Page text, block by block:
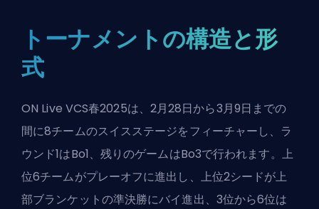
トーナメントの構造と形
式
ON Live VCS春2025は、2月28日から3月9日までの
間に8チームのスイスステージをフィーチャーし、ラ
ウンド1はBo1、残りのゲームはBo3で行われます。上
位6チームがプレーオフに進出し、上位2シードが上
部ブランケットの準決勝にバイ進出、3位から6位は